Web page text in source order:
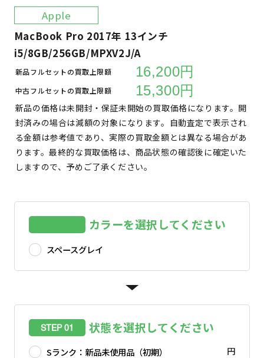
Apple
MacBook Pro 2017年 13インチ
i5/8GB/256GB/MPXV2J/A
新品フルセットの買取上限額 16,200円
中古フルセットの買取上限額 15,300円
新品の価格は未開封・保証未開始の買取価格になります。開
封済みの場合は減額の対象になります。自動査定で表示され
る金額は参考値であり、実際の買取金額とは異なる場合があ
ります。最終的な買取価格は、商品状態の確認後に確定いた
しますので、予めご了承ください。
カラーを選択してください
スペースグレイ
STEP 01 状態を選択してください
Sランク：新品未使用品（初期）
円